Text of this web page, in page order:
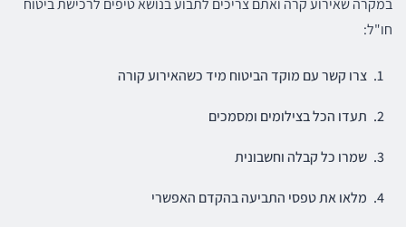
במקרה שאירוע קרה ואתם צריכים לתבוע בנושא טיפים לרכישת ביטוח
חו"ל:
צרו קשר עם מוקד הביטוח מיד כשהאירוע קורה
תעדו הכל בצילומים ומסמכים
שמרו כל קבלה וחשבונית
מלאו את טפסי התביעה בהקדם האפשרי